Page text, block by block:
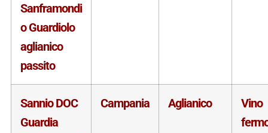
Sanframondi
o Guardiolo
aglianico
passito
Sannio DOC
Guardia
Campania Aglianico
Vino